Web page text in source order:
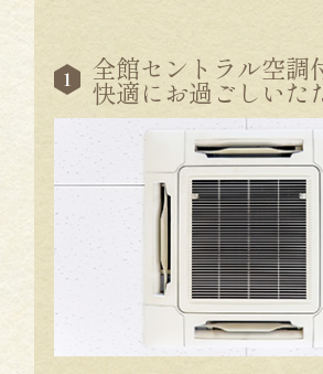
全館セントラル空調
快適にお過ごしいた